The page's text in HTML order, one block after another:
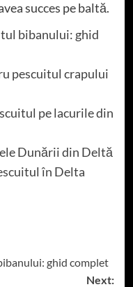
succes pe baltă.
bibanului: ghid
pescuitul crapului
pe lacurile din
Dunării din Deltă
în Delta
ghid complet
Next: